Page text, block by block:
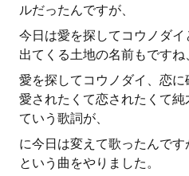
ルだったんですが、
今日は愛を探してコウノダイ
出てくる土地の名前もですね
愛を探してコウノダイ、恋に
愛されたくて恋されたくて
ていう歌詞が、
に今日は変えて歌ったんで
という曲をやりました。